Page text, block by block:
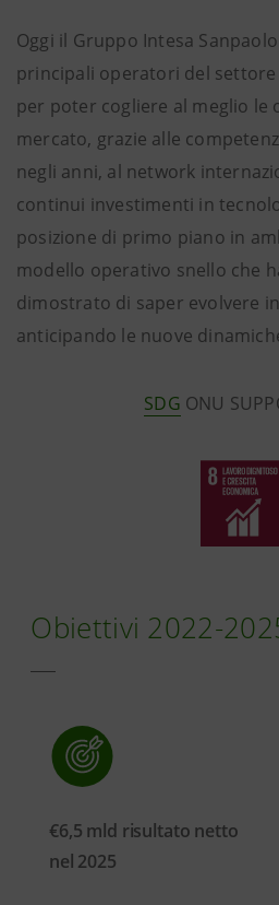
Oggi il Gruppo Intesa
principali operatori del
per poter cogliere al meglio le
mercato, grazie alle
negli anni, al network
continui investimenti in
posizione di primo piano in
modello operativo snello che
dimostrato di saper evolvere
anticipando le nuove
SDG ONU
Obiettivi 2022-
€6,5 mld risultato netto
nel 2025